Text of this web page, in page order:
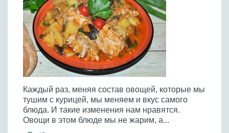
Каждый раз, меняя состав овощей, которые мы
тушим с курицей, мы меняем и вкус самого
блюда. И такие изменения нам нравятся.
Овощи в этом блюде мы не жарим, а...